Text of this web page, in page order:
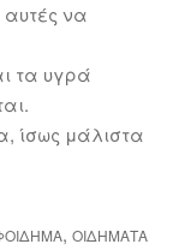
αυτές να
τα υγρά
ίσως μάλιστα
, ΟΙΔΉΜΑΤΑ